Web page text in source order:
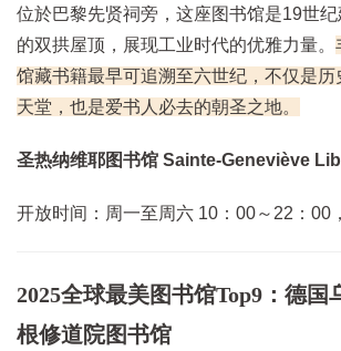
位於巴黎先贤祠旁，这座图书馆是19世
的双拱屋顶，展现工业时代的优雅力量。
馆藏书籍最早可追溯至六世纪，不仅是历
天堂，也是爱书人必去的朝圣之地。
圣热纳维耶图书馆 Sainte-Geneviève
开放时间：周一至周六 10：00～22：00
2025全球最美图书馆Top9：德国
根修道院图书馆